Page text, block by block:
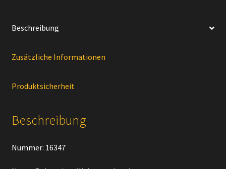
Beschreibung
Zusätzliche Informationen
Produktsicherheit
Beschreibung
Nummer: 16347